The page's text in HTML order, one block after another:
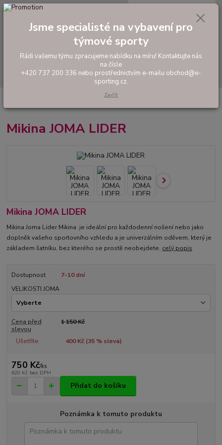
Hledat
tel: +420 737 200 336
0,00 Kč
Tréninkové oblečení
LIDER
Mikina JOMA LIDER
Mikina JOMA LIDER
Mikina Joma Lider Mikina je ideální pro každodenní nošení nebo jako
doplněk vašeho sportovního vzhledu a je univerzálním oděvem, který je
základem šatníku, bez kterého se prostě neobejdete. celý popis
Dostupnost
7-10 dní
VELIKOSTI JOMA
Cena před
slevou
1 150 Kč
Ušetříte 400 Kč (35% sleva)
750 Kč/ks
620 Kč bez DPH
Přidat do košíku
Poznámka k tomuto produktu
Jsme specialisté na vybavení pro
týmové sporty
Rádi vašemu týmu zpracujeme nabídku na míru! Kontaktujte nás
na čísle
+420 737 200 336 nebo prostřednictvím e-mailu obchod@e-
sporting.cz.
Zavřít